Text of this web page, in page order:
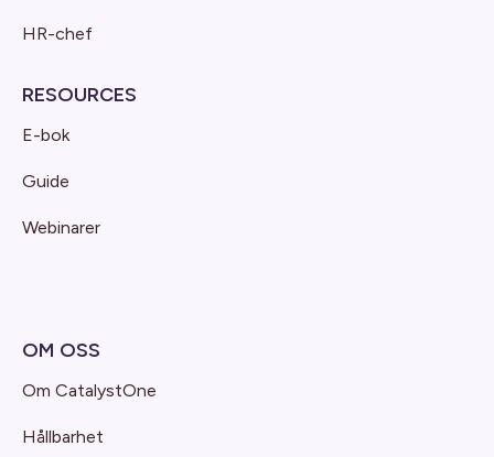
HR-chef
RESOURCES
E-bok
Guide
Webinarer
OM OSS
Om CatalystOne
Hållbarhet